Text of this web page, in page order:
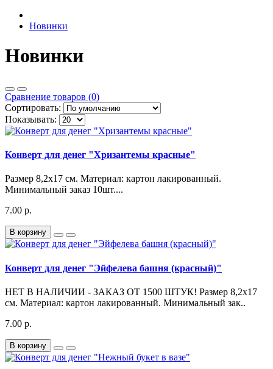
Новинки
Новинки
Сравнение товаров (0)
Сортировать:
Показывать:
Конверт для денег "Хризантемы красные"
Размер 8,2х17 см. Материал: картон лакированный.
Минимальный заказ 10шт....
7.00 р.
В корзину
Конверт для денег "Эйфелева башня (красный)"
НЕТ В НАЛИЧИИ - ЗАКАЗ ОТ 1500 ШТУК! Размер 8,2х17
см. Материал: картон лакированный. Минимальный зак..
7.00 р.
В корзину